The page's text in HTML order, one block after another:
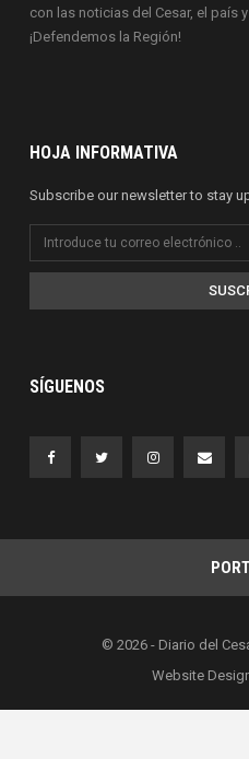
con las noticias del Cesar, el país
¡Defendemos la Región!
HOJA INFORMATIVA
Subscribe our newsletter to stay
SÍGUENOS
© 2026 - Diario del
Website